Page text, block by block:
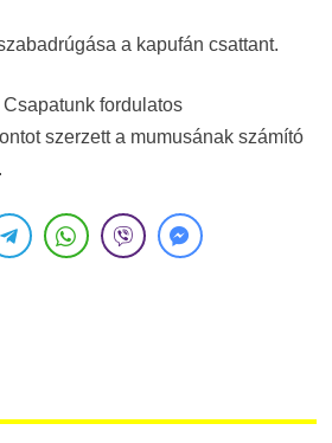
a kapufán csattant.
fordulatos
szerzett a mumusának számító